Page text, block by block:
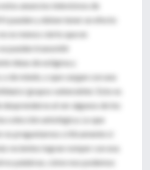
estos anuncios televisivos de
pueden y deben tener un efecto
es menos cierto que en
pueden transmitir
ideas de estigma y
de miedo, o que cargan con una
a ‘grupos vulnerables’. Esto es
desprenderse al ver algunos de los
colección antológica. Lo que
es preguntarnos críticamente si
recientes logran romper con esa
palabras, cómo nos podemos